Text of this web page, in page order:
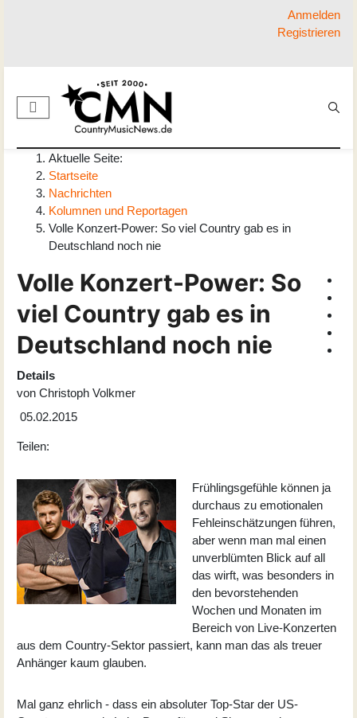
Anmelden
Registrieren
Aktuelle Seite:
Startseite
Nachrichten
Kolumnen und Reportagen
Volle Konzert-Power: So viel Country gab es in
Deutschland noch nie
Volle Konzert-Power: So
viel Country gab es in
Deutschland noch nie
Details
von Christoph Volkmer
05.02.2015
Teilen:
Frühlingsgefühle können ja
durchaus zu emotionalen
Fehleinschätzungen führen,
aber wenn man mal einen
unverblümten Blick auf all
das wirft, was besonders in
den bevorstehenden
Wochen und Monaten im
Bereich von Live-Konzerten
aus dem Country-Sektor passiert, kann man das als treuer
Anhänger kaum glauben.
Mal ganz ehrlich - dass ein absoluter Top-Star der US-